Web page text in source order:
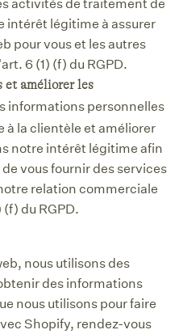
intérêt légitime à assurer
pour vous et les autres
6 (1) (f) du RGPD.
et améliorer les
informations personnelles
à la clientèle et améliorer
notre intérêt légitime afin
vous fournir des services
relation commerciale
du RGPD.
nous utilisons des
des informations
nous utilisons pour faire
Shopify, rendez-vous